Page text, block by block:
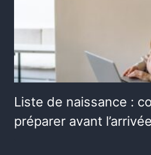
Liste de naissance :
préparer avant